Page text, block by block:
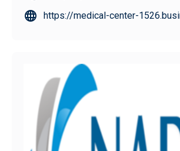
https://medical-center-